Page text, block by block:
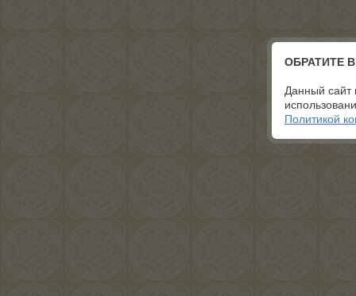
ОБРАТИТЕ
Данный сайт
Политикой